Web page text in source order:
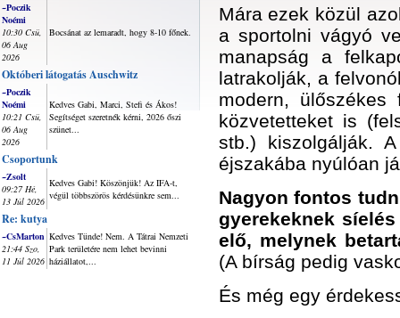
~Poczik
Noémi
10:30 Csü,
06 Aug
2026
Bocsánat az lemaradt, hogy 8-10 főnek.
Októberi látogatás Auschwitz
~Poczik
Noémi
10:21 Csü,
06 Aug
2026
Kedves Gabi, Marci, Stefi és Ákos!
Segítséget szeretnék kérni, 2026 őszi
szünet...
Csoportunk
~Zsolt
09:27 Hé,
13 Júl 2026
Kedves Gabi! Köszönjük! Az IFA-t,
végül többszörös kérdésünkre sem...
Re: kutya
~CsMarton
21:44 Szo,
11 Júl 2026
Kedves Tünde! Nem. A Tátrai Nemzeti
Park területére nem lehet bevinni
háziállatot,...
Mára ezek közül
a sportolni vágyó
manapság a
latrakolják, a
modern,
közvetetteket is
stb.) kiszolgálják.
éjszakába nyúlóan
Nagyon fontos
gyerekeknek
elő, melynek
(A bírság pedig
És még egy